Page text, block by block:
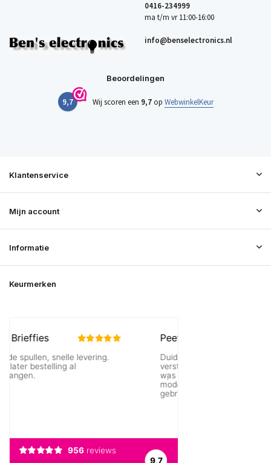
0416-234999
ma t/m vr 11:00-16:00
info@benselectronics.nl
Beoordelingen
9,7 Wij scoren een 9,7op WebwinkelKeur
Klantenservice
Mijn account
Informatie
Keurmerken